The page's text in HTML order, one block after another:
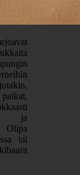
ja
Olipa
tai